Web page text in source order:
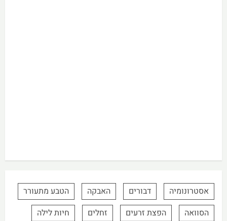
אסטרונומיה דבורים האבקה
הטבע מתעורר
הסוואה
הפצת זרעים זחלים
חיות לילה